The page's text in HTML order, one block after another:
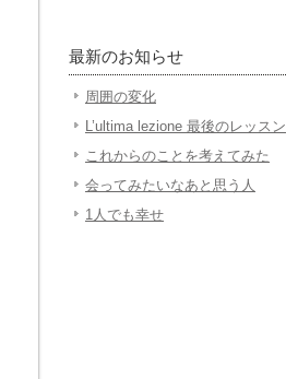
最新のお知らせ
周囲の変化
L’ultima lezione 最後のレッスン
これからのことを考えてみた
会ってみたいなあと思う人
1人でも幸せ